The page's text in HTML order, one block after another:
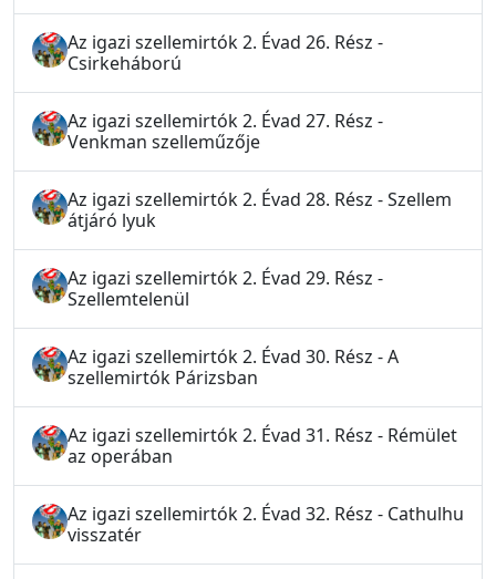
Az igazi szellemirtók 2. Évad 26. Rész -
Csirkeháború
Az igazi szellemirtók 2. Évad 27. Rész -
Venkman szelleműzője
Az igazi szellemirtók 2. Évad 28. Rész - Szellem
átjáró lyuk
Az igazi szellemirtók 2. Évad 29. Rész -
Szellemtelenül
Az igazi szellemirtók 2. Évad 30. Rész - A
szellemirtók Párizsban
Az igazi szellemirtók 2. Évad 31. Rész - Rémület
az operában
Az igazi szellemirtók 2. Évad 32. Rész - Cathulhu
visszatér